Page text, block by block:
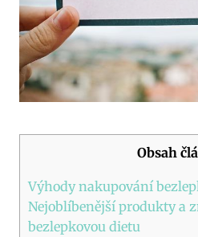
Obsah
Výhody nakupování
Nejoblíbenější produkty a
bezlepkovou dietu